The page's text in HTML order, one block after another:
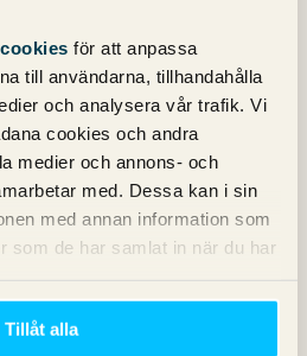
cookies för att anpassa
till användarna, tillhandahålla
och analysera vår trafik. Vi
cookies och andra
medier och annons- och
med. Dessa kan i sin
med annan information som
som de har samlat in när du har
Tillåt alla
på andra domäner.
hela innehållet på en sida och
Om den självhänvisande
de scrapat också publiceras
tolkar den URL:en som ägare till